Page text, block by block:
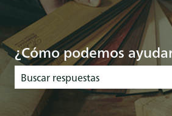
¿Cómo podemos
No hay sugerencias porque el